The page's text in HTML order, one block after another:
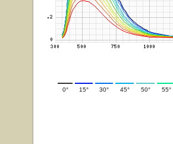
0° 15° 30° 45° 50° 55°